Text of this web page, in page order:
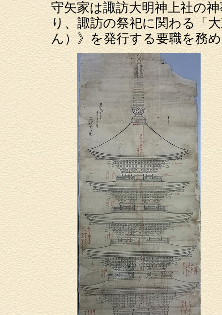
守矢家は諏訪大明神上社の
り、諏訪の祭祀に関わる「
ん）》を発行する要職を務